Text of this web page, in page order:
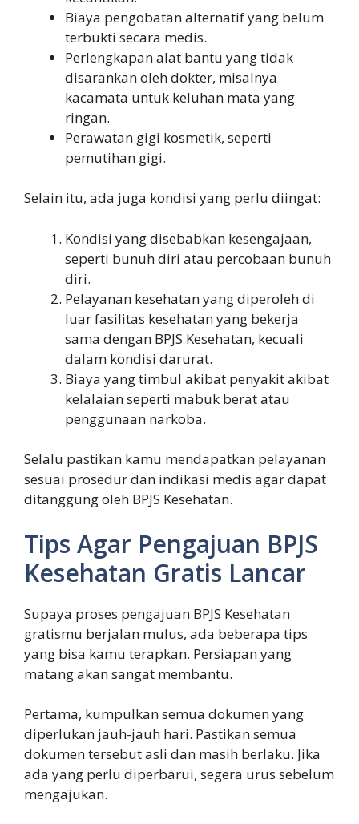
Biaya pengobatan alternatif yang belum
terbukti secara medis.
Perlengkapan alat bantu yang tidak
disarankan oleh dokter, misalnya
kacamata untuk keluhan mata yang
ringan.
Perawatan gigi kosmetik, seperti
pemutihan gigi.
Selain itu, ada juga kondisi yang perlu diingat:
Kondisi yang disebabkan kesengajaan,
seperti bunuh diri atau percobaan bunuh
diri.
Pelayanan kesehatan yang diperoleh di
luar fasilitas kesehatan yang bekerja
sama dengan BPJS Kesehatan, kecuali
dalam kondisi darurat.
Biaya yang timbul akibat penyakit akibat
kelalaian seperti mabuk berat atau
penggunaan narkoba.
Selalu pastikan kamu mendapatkan pelayanan
sesuai prosedur dan indikasi medis agar dapat
ditanggung oleh BPJS Kesehatan.
Tips Agar Pengajuan BPJS
Kesehatan Gratis Lancar
Supaya proses pengajuan BPJS Kesehatan
gratismu berjalan mulus, ada beberapa tips
yang bisa kamu terapkan. Persiapan yang
matang akan sangat membantu.
Pertama, kumpulkan semua dokumen yang
diperlukan jauh-jauh hari. Pastikan semua
dokumen tersebut asli dan masih berlaku. Jika
ada yang perlu diperbarui, segera urus sebelum
mengajukan.